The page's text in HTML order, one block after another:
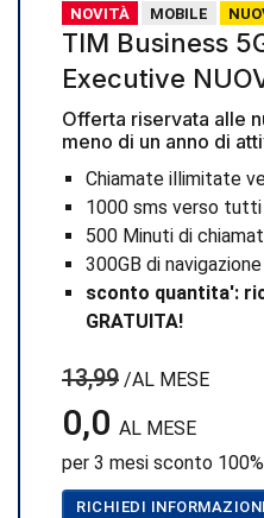
NOVITÀ MOBILE
TIM Business
Executive
Offerta riservata alle
meno di un anno di
Chiamate illimitate
1000 sms verso tutti
500 Minuti di
300GB di navigazione
sconto quantita':
GRATUITA!
13,99 /AL MESE
0,0 AL MESE
per 3 mesi sconto
RICHIEDI INFORMAZIONI